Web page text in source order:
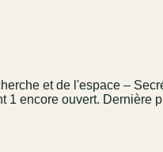
et de l'espace –
1 encore ouvert. Dernière